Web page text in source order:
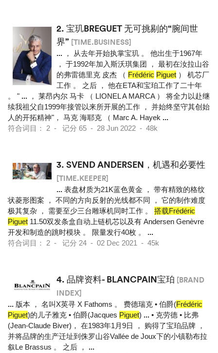
2. 宝玑BREGUET 无可挑剔的“腕间世
界” [TIME.BUSINESS]
... ， 从去年开始执掌宝玑 。 他出生于1967年
， 于1992年加入斯沃琪集团 ， 最初在汝拉山谷
的弗雷德里克 皮杰 （ Frédéric Piguet ） 机芯厂
工作 。 之后 ， 他在ETA和宝珀工作了二十年
。 " ... ， 莱昂内尔 马卡 （ LIONEL A MARCA ） 将全力以赴继
续我祖父自1999年接管以来所开展的工作 ， 并始终坚守其创始
人的开拓精神"， 马克 海耶克 （ Marc A. Hayek ...
符合词目： 2 - 记分 65 - 28 Jun 2022 - 48k
3. SVEND ANDERSEN，机遇和必要性
[TIME.KEEPER]
... 表盘材质为21K蓝色黄金 ， 带有精致的格纹
状菱形图案 ， 不同的方向反射的光线都不同 ， 它的制作难度
极其复杂 ， 需要至少三台雕琢机同时工作 。 搭载Frédéric
Piguet 11.50双发条盒自动上链机芯以及有 Andersen Genèvre
开发和制造的跳时模块 。 限量发行40枚 。 ...
符合词目： 2 - 记分 24 - 02 Dec 2021 - 45k
4. 品牌资料- BLANCPAIN宝珀 [BRAND
INDEX]
... 版本 ， 名叫X英寻 X Fathoms 。 费德瑞克 • 伯爵(Frédéric
Piguet)的儿子雅克 • 伯爵(Jacques Piguet) ... • 克劳德 • 比弗
(Jean-Claude Biver)， 在1983年1月9日 ， 购得了宝珀品牌 ，
并将品牌的生产迁址到侏罗山谷Vallée de Joux下的小镇勒布拉
叙Le Brassus 。 之后 ， ...